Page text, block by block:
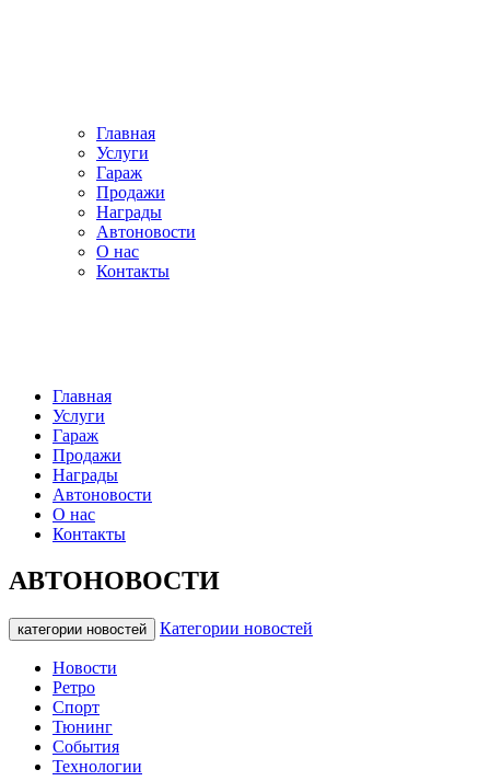
Главная
Услуги
Гараж
Продажи
Награды
Автоновости
О нас
Контакты
Главная
Услуги
Гараж
Продажи
Награды
Автоновости
О нас
Контакты
АВТОНОВОСТИ
категории новостей Категории новостей
Новости
Ретро
Спорт
Тюнинг
События
Технологии